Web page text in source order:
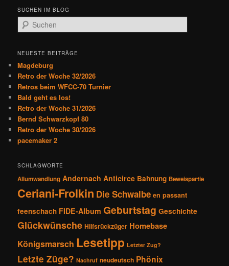
t
r
a
v
i
g
a
t
i
o
SUCHEN IM BLOG
u
h
n
NEUESTE BEITRÄGE
Magdeburg
Retro der Woche 32/2026
Retros beim WFCC-70 Turnier
Bald geht es los!
Retro der Woche 31/2026
Bernd Schwarzkopf 80
Retro der Woche 30/2026
pacemaker 2
SCHLAGWORTE
Allumwandlung Andernach Anticirce Bahnung Beweispartie
Ceriani-Frolkin Die Schwalbe en passant
feenschach FIDE-Album Geburtstag Geschichte
Glückwünsche Hilfsrückzüger Homebase
Königsmarsch Lesetipp Letzter Zug?
Letzte Züge? Nachruf neudeutsch Phönix